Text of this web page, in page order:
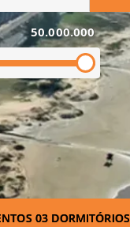
50.000.000
03 DORMITÓRIOS